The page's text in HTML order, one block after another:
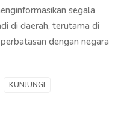
segala
di daerah, terutama di
dengan negara
KUNJUNGI